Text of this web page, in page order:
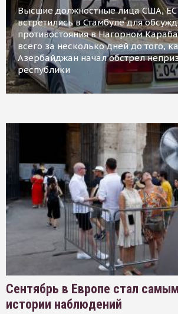
Высшие должностные лица США, ЕС
встретились в Стамбуле для
противостояния в Нагорном
всего за несколько дней до того,
Азербайджан начал обстрел
республики
Сентябрь в Европе стал
истории наблюдений